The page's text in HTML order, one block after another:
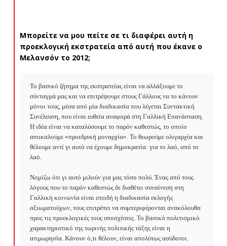
Μπορείτε να μου πείτε σε τι διαφέρει αυτή η
προεκλογική εκστρατεία από αυτή που έκανε ο
Μελανσόν το 2012;
Το βασικό ζήτημα της εκστρατείας είναι να αλλάξουμε το
σύνταγμά μας και να επιτρέψουμε στους Γάλλους να το κάνουν
μόνοι τους, μέσα από μία διαδικασία που λέγεται Συντακτική
Συνέλευση, που είναι ευθεία αναφορά στη Γαλλική Επανάσταση.
Η ιδέα είναι να καταλύσουμε το παρόν καθεστώς, το οποίο
αποκαλούμε «προεδρική μοναρχία». Το θεωρούμε ολιγαρχία και
θέλουμε αντί γι αυτό να έχουμε δημοκρατία: για το λαό, από το
λαό.
Νομίζω ότι γι αυτό μιλούν για μας τόσο πολύ. Ένας από τους
λόγους που το παρόν καθεστώς δε διαθέτει συναίνεση στη
Γαλλική κοινωνία είναι επειδή η διαδικασία εκλογής
αξιωματούχων, τους επιτρέπει να συμπεριφέρονται ανακόλουθα
προς τις προεκλογικές τους υποσχέσεις. Το βασικό πολιτισμικό
χαρακτηριστικό της τωρινής πολιτικής τάξης είναι η
ατιμωρησία. Κάνουν ό,τι θέλουν, είναι απολύτως ασύδοτοι.